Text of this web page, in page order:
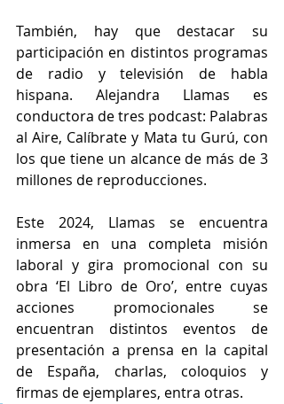
También, hay que destacar su
participación en distintos programas
de radio y televisión de habla
hispana. Alejandra Llamas es
conductora de tres podcast: Palabras
al Aire, Calíbrate y Mata tu Gurú, con
los que tiene un alcance de más de 3
millones de reproducciones.
Este 2024, Llamas se encuentra
inmersa en una completa misión
laboral y gira promocional con su
obra ‘El Libro de Oro’, entre cuyas
acciones promocionales se
encuentran distintos eventos de
presentación a prensa en la capital
de España, charlas, coloquios y
firmas de ejemplares, entra otras.